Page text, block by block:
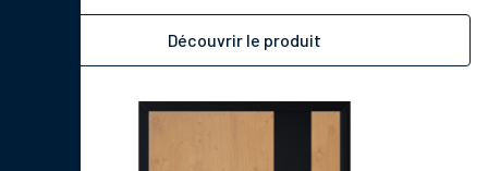
Découvrir le produit